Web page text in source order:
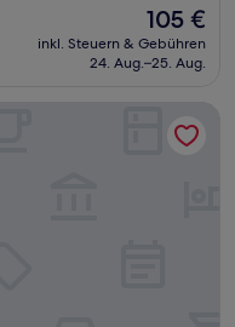
Der
Preis
beträgt
105 €
inkl. Steuern & Gebühren
24. Aug.–25. Aug.